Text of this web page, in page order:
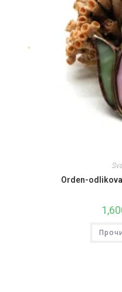
Orden-